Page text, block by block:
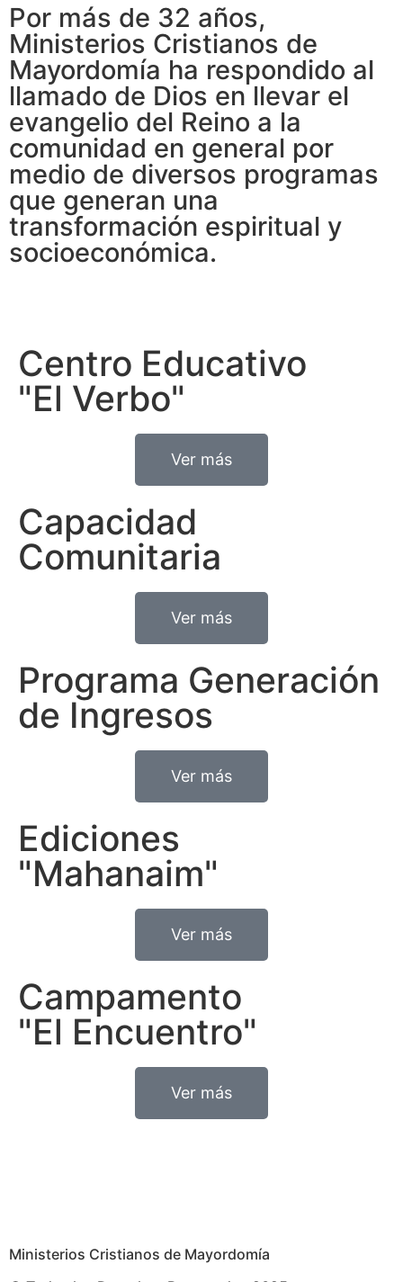
Por más de 32 años,
Ministerios Cristianos de
Mayordomía ha respondido al
llamado de Dios en llevar el
evangelio del Reino a la
comunidad en general por
medio de diversos programas
que generan una
transformación espiritual y
socioeconómica.
Centro Educativo
"El Verbo"
Ver más
Capacidad
Comunitaria
Ver más
Programa Generación
de Ingresos
Ver más
Ediciones
"Mahanaim"
Ver más
Campamento
"El Encuentro"
Ver más
Ministerios Cristianos de Mayordomía